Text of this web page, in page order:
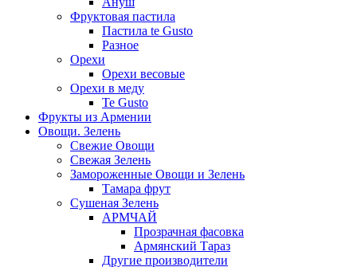
Фруктовая пастила
Пастила te Gusto
Разное
Орехи
Орехи весовые
Орехи в меду
Te Gusto
Фрукты из Армении
Овощи. Зелень
Свежие Овощи
Свежая Зелень
Замороженные Овощи и Зелень
Тамара фрут
Сушеная Зелень
АРМЧАЙ
Прозрачная фасовка
Армянский Тараз
Другие производители